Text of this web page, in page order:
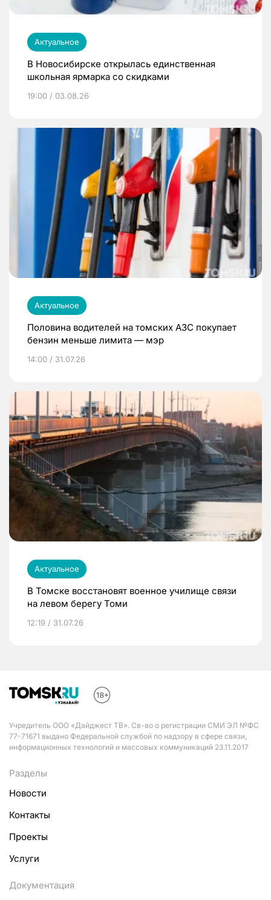
Актуальное
В Новосибирске открылась единственная
школьная ярмарка со скидками
19:00 / 03.08.26
Актуальное
Половина водителей на томских АЗС покупает
бензин меньше лимита — мэр
14:00 / 31.07.26
Актуальное
В Томске восстановят военное училище связи
на левом берегу Томи
12:19 / 31.07.26
Учредитель ООО «Дайджест ТВ». Св-во о регистрации СМИ ЭЛ №ФС
77-71671 выдано Федеральной службой по надзору в сфере связи,
информационных технологий и массовых коммуникаций 23.11.2017
Разделы
Новости
Контакты
Проекты
Услуги
Документация